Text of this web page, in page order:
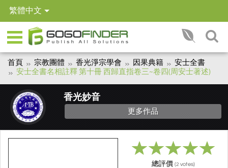
繁體中文
首頁 宗教團體 香光淨宗學會 因果典籍
安士全書
安士全書名相註釋 第十冊 西歸直指卷三~卷四(周安士著述)
香光妙音
更多作品
總評價 (2 votes)